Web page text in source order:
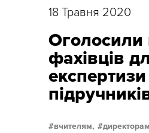
18 Травня 2020
Оголосили
фахівців
експертизи
вчителям,